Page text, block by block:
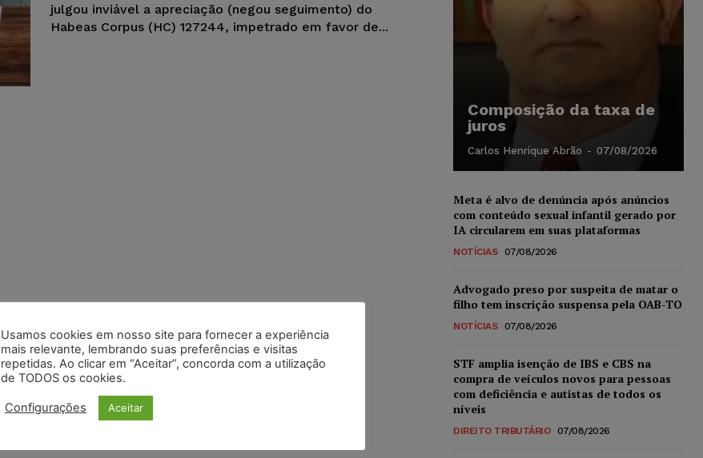
julgou inviável a apreciação (negou seguimento) do
Habeas Corpus (HC) 127244, impetrado em favor de...
Composição da taxa de
juros
Carlos Henrique Abrão - 07/08/2026
Meta é alvo de denúncia após anúncios
com conteúdo sexual infantil gerado por
IA circularem em suas plataformas
NOTÍCIAS 07/08/2026
Advogado preso por suspeita de matar o
filho tem inscrição suspensa pela OAB-TO
NOTÍCIAS 07/08/2026
STF amplia isenção de IBS e CBS na
compra de veículos novos para pessoas
com deficiência e autistas de todos os
níveis
DIREITO TRIBUTÁRIO 07/08/2026
Usamos cookies em nosso site para fornecer a experiência
mais relevante, lembrando suas preferências e visitas
repetidas. Ao clicar em “Aceitar”, concorda com a utilização
de TODOS os cookies.
Configurações Aceitar